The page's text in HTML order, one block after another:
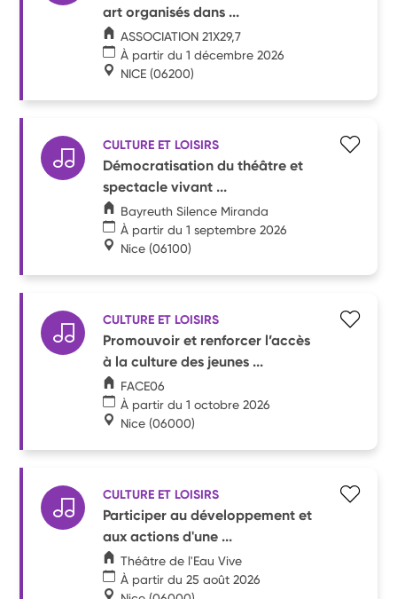
art organisés dans ...
ASSOCIATION 21X29,7
À partir du 1 décembre 2026
NICE (06200)
CULTURE ET LOISIRS
Démocratisation du théâtre et
spectacle vivant ...
Bayreuth Silence Miranda
À partir du 1 septembre 2026
Nice (06100)
CULTURE ET LOISIRS
Promouvoir et renforcer l’accès
à la culture des jeunes ...
FACE06
À partir du 1 octobre 2026
Nice (06000)
CULTURE ET LOISIRS
Participer au développement et
aux actions d'une ...
Théâtre de l'Eau Vive
À partir du 25 août 2026